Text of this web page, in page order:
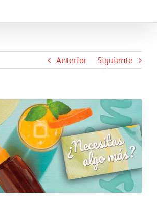
Anterior Siguiente